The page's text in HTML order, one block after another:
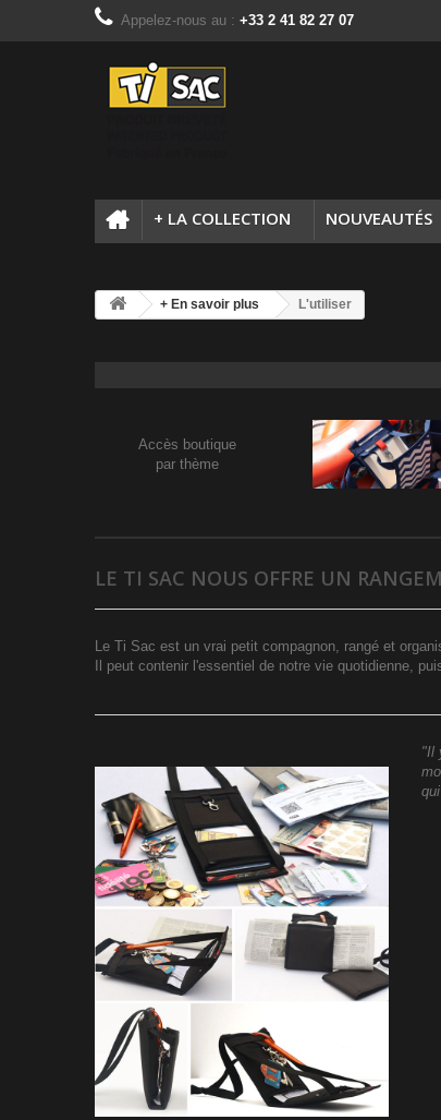
Appelez-nous au : +33 2 41 82 27 07
+ LA COLLECTION NOUVEAUTÉS
+ En savoir plus L'utiliser
Accès boutique
par thème
LE TI SAC NOUS OFFRE UN
Le Ti Sac est un vrai petit compagnon, rangé et
Il peut contenir l'essentiel de notre vie quotidienne,
"Il